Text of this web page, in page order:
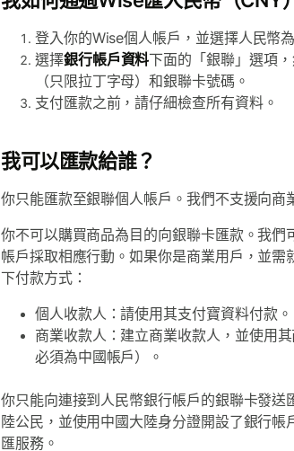
登入你的Wise個人帳戶，並選擇人民幣
選擇銀行帳戶資料下面的「銀聯」選項
（只限拉丁字母）和銀聯卡號碼。
支付匯款之前，請仔細檢查所有資料。
我可以匯款給誰？
你只能匯款至銀聯個人帳戶。我們不支援向商
你不可以購買商品為目的向銀聯卡匯款。我
帳戶採取相應行動。如果你是商業用戶，並
下付款方式：
個人收款人：請使用其支付寶資料付款。
商業收款人：建立商業收款人，並使用
必須為中國帳戶）。
你只能向連接到人民幣銀行帳戶的銀聯卡發送
陸公民，並使用中國大陸身分證開設了銀行
匯服務。